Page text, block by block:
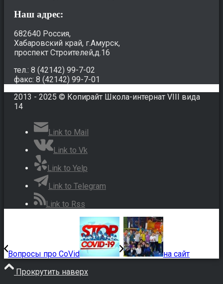
Наш адрес:
682640 Россия,
Хабаровский край, г.Амурск,
проспект Строителей,д.16
тел.: 8 (42142) 99-7-02
факс: 8 (42142) 99-7-01
2013 - 2025 © Копирайт Школа-интернат VIII вида
14
Link to Mail
Link to Vk
Link to Yelp
Link to Telegram
Link to Rss
Вопросы про CoVid
на сайт
Прокрутить наверх